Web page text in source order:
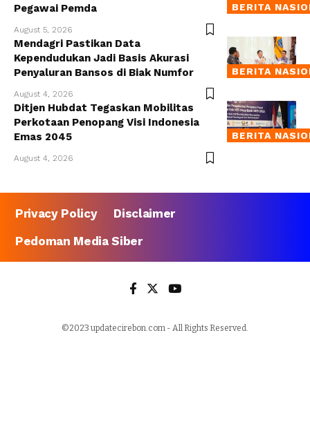
BERITA
Pegawai Pemda
August 5, 2026
BERITA
Mendagri Pastikan Data
Kependudukan Jadi Basis Akurasi
Penyaluran Bansos di Biak Numfor
August 4, 2026
BERITA
Ditjen Hubdat Tegaskan Mobilitas
Perkotaan Penopang Visi Indonesia
Emas 2045
August 4, 2026
Privacy Policy
Disclaimer
Pedoman Media Siber
©2023 updatecirebon.com - All Rights Reserved.